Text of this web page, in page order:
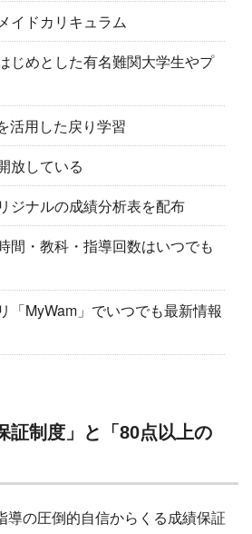
イドカリキュラム
じめとした有名難関大学生やプ
活用した戻り学習
放している
ジナルの成績分析表を配布
間・教科・指導回数はいつでも
「MyWam」でいつでも最新情報
制度」と「80点以上の
導の圧倒的自信からくる成績保証